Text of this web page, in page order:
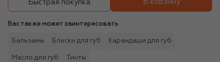
Быстрая покупка В корзину
Вас также может заинтересовать
Бальзамы Блески для губ Карандаши для губ
Масло для губ Тинты